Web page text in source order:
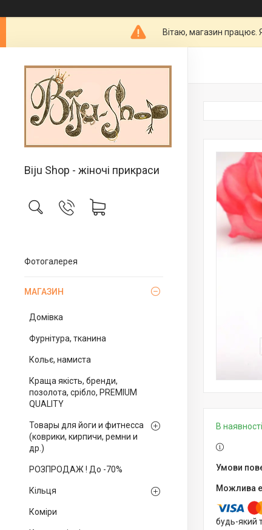
Вітаю, магазин працює.
Biju Shop - жіночі прикраси
Фотогалерея
МАГАЗИН
Домівка
Фурнітура, тканина
Кольє, намиста
Краща якість, бренди,
позолота, срібло, PREMIUM
QUALITY
Товары для йоги и фитнесса
(коврики, кирпичи, ремни и
др.)
РОЗПРОДАЖ ! До -70%
Кільця
Коміри
В наявності
будь-який